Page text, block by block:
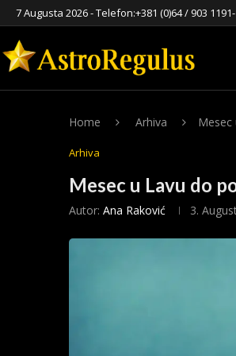
7 Augusta 2026 - Telefon:+381 (0)64 / 903 1191
Home Arhiva Mesec
Arhiva
Mesec u Lavu do
Autor: Ana Raković 3.